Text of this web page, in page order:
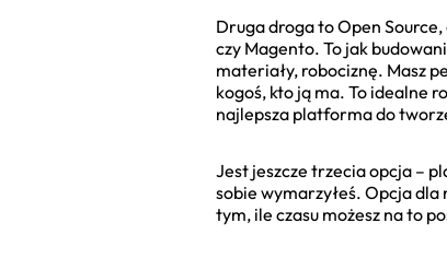
Druga droga to Open
czy Magento. To jak
materiały, robociznę. Masz
kogoś, kto ją ma. To idealne
najlepsza platforma do
Jest jeszcze trzecia opcja –
sobie wymarzyłeś. Opcja dla
tym, ile czasu możesz na to